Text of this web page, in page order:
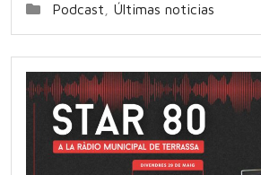
Podcast
Últimas noticias